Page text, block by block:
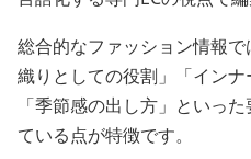
総合的なファッション情報
織りとしての役割」「インナ
「季節感の出し方」といっ
ている点が特徴です。